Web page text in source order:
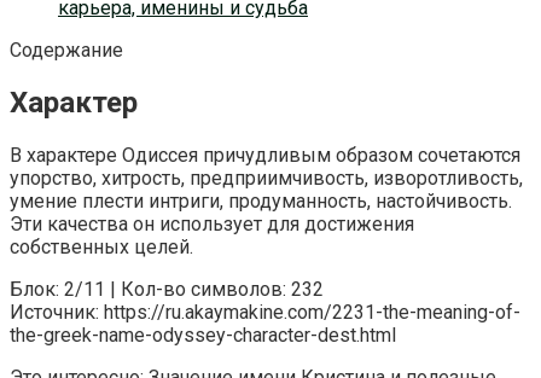
карьера, именины и судьба
Содержание
Характер
В характере Одиссея причудливым образом сочетаются
упорство, хитрость, предприимчивость, изворотливость,
умение плести интриги, продуманность, настойчивость.
Эти качества он использует для достижения
собственных целей.
Блок: 2/11 | Кол-во символов: 232
Источник: https://ru.akaymakine.com/2231-the-meaning-of-
the-greek-name-odyssey-character-dest.html